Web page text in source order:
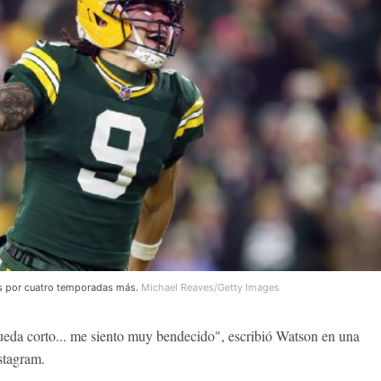
por cuatro temporadas más. Michael Reaves/Getty Images
corto... me siento muy bendecido", escribió Watson en una